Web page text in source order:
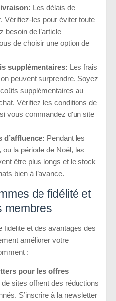
Les délais de
Vérifiez-les pour éviter toute
besoin de l’article
de choisir une option de
supplémentaires: Les frais
peuvent surprendre. Soyez
supplémentaires au
Vérifiez les conditions de
vous commandez d’un site
d’affluence: Pendant les
la période de Noël, les
être plus longs et le stock
bien à l’avance.
de fidélité et
membres
fidélité et des avantages des
améliorer votre
:
pour les offres
de sites offrent des réductions
S’inscrire à la newsletter